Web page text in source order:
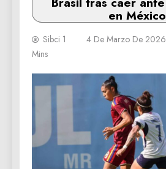
en México
Sibci 1 4 De Marzo De 2026
Mins